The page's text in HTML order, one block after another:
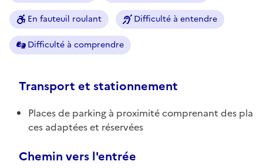
En fauteuil roulant Difficulté à entendre
Difficulté à comprendre
Transport et stationnement
Places de parking à proximité comprenant des pla
ces adaptées et réservées
Chemin vers l'entrée